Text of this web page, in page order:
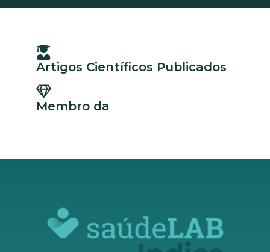
Artigos Científicos Publicados
Membro da